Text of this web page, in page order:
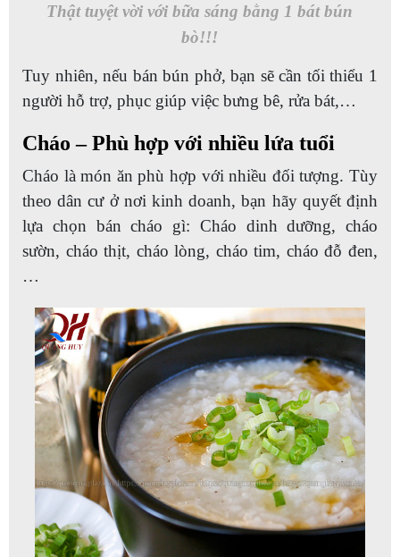
Thật tuyệt vời với bữa sáng bằng 1 bát bún
bò!!!
Tuy nhiên, nếu bán bún phở, bạn sẽ cần tối thiểu 1
người hỗ trợ, phục giúp việc bưng bê, rửa bát,…
Cháo – Phù hợp với nhiều lứa tuổi
Cháo là món ăn phù hợp với nhiều đối tượng. Tùy
theo dân cư ở nơi kinh doanh, bạn hãy quyết định
lựa chọn bán cháo gì: Cháo dinh dưỡng, cháo
sườn, cháo thịt, cháo lòng, cháo tim, cháo đỗ đen,
…